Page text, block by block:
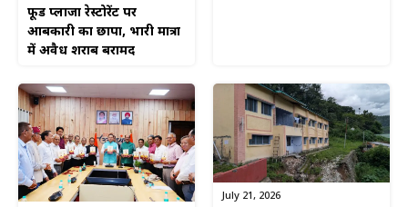
फूड प्लाजा रेस्टोरेंट पर
आबकारी का छापा, भारी मात्रा
में अवैध शराब बरामद
July 21, 2026